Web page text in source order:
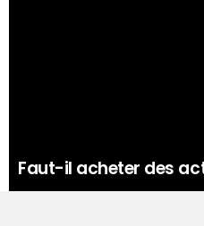
Faut-il acheter des